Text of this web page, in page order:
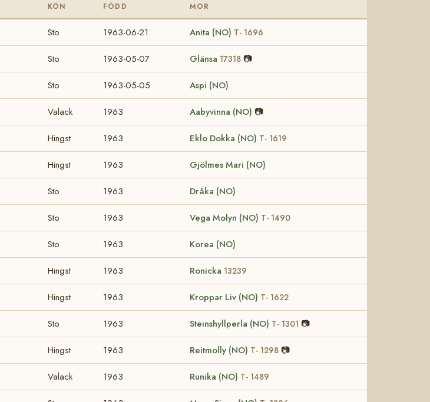
KÖN FÖDD MOR
Sto 1963-06-21 Anita (NO) T- 1696
Sto 1963-05-07 Glänsa 17318 📷
Sto 1963-05-05 Aspi (NO)
Valack 1963 Aabyvinna (NO) 📷
Hingst 1963 Eklo Dokka (NO) T- 1619
Hingst 1963 Gjölmes Mari (NO)
Sto 1963 Dråka (NO)
Sto 1963 Vega Molyn (NO) T- 1490
Sto 1963 Korea (NO)
Hingst 1963 Ronicka 13239
Hingst 1963 Kroppar Liv (NO) T- 1622
Sto 1963 Steinshyllperla (NO) T- 1301 📷
Hingst 1963 Reitmolly (NO) T- 1298 📷
Valack 1963 Runika (NO) T- 1489